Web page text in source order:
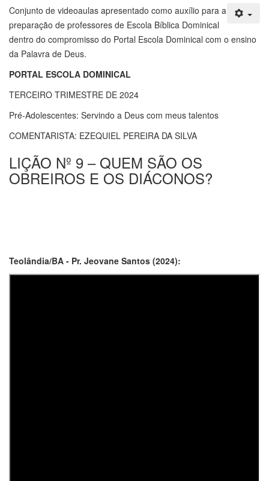
Conjunto de videoaulas apresentado como auxílio para a
preparação de professores de Escola Bíblica Dominical
dentro do compromisso do Portal Escola Dominical com o ensino
da Palavra de Deus.
PORTAL ESCOLA DOMINICAL
TERCEIRO TRIMESTRE DE 2024
Pré-Adolescentes: Servindo a Deus com meus talentos
COMENTARISTA: EZEQUIEL PEREIRA DA SILVA
LIÇÃO Nº 9 – QUEM SÃO OS
OBREIROS E OS DIÁCONOS?
Teolândia/BA - Pr. Jeovane Santos (2024):